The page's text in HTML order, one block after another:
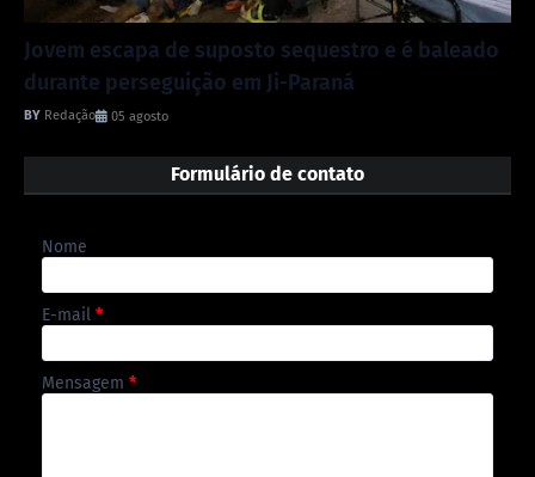
Jovem escapa de suposto sequestro e é baleado
durante perseguição em Ji-Paraná
Redação 05 agosto
Formulário de contato
Nome
E-mail *
Mensagem *